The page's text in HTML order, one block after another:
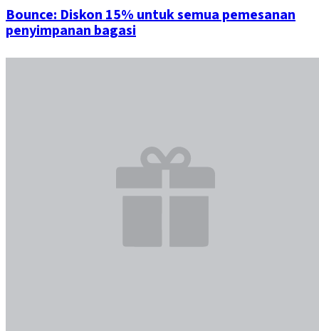
Bounce: Diskon 15% untuk semua pemesanan
penyimpanan bagasi